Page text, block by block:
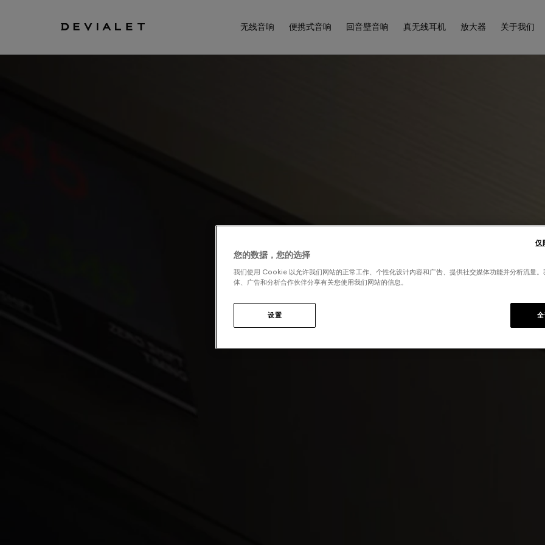
无线音响 便携式音响 回音壁音响 真无线耳机 放大器 关于我们
您的数据，您的选择
我们使用 Cookie 以允许我们网站的正常工作、个性化设计内容和广告、提供社交媒体功能并分析流量。
体、广告和分析合作伙伴分享有关您使用我们网站的信息。
设置
仅